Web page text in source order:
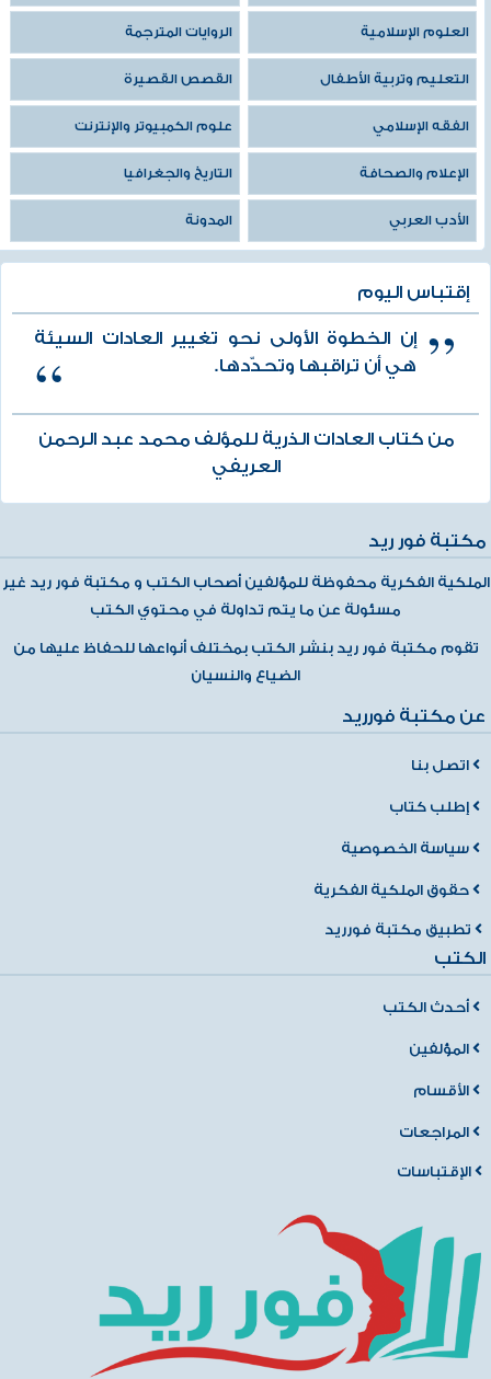
العلوم الإسلامية الروايات المترجمة
التعليم وتربية الأطفال القصص القصيرة
الفقه الإسلامي علوم الكمبيوتر والإنترنت
الإعلام والصحافة التاريخ والجغرافيا
الأدب العربي المدونة
إقتباس اليوم
إن الخطوة الأولى نحو تغيير العادات السيئة
هي أن تراقبها وتحدّدها.
من كتاب العادات الذرية للمؤلف محمد عبد الرحمن
العريفي
مكتبة فور ريد
الملكية الفكرية محفوظة للمؤلفين أصحاب الكتب و مكتبة فور ريد غير
مسئولة عن ما يتم تداولة في محتوي الكتب
تقوم مكتبة فور ريد بنشر الكتب بمختلف أنواعها للحفاظ عليها من
الضياع والنسيان
عن مكتبة فورريد
اتصل بنا
إطلب كتاب
سياسة الخصوصية
حقوق الملكية الفكرية
تطبيق مكتبة فورريد
الكتب
أحدث الكتب
المؤلفين
الأقسام
المراجعات
الإقتباسات